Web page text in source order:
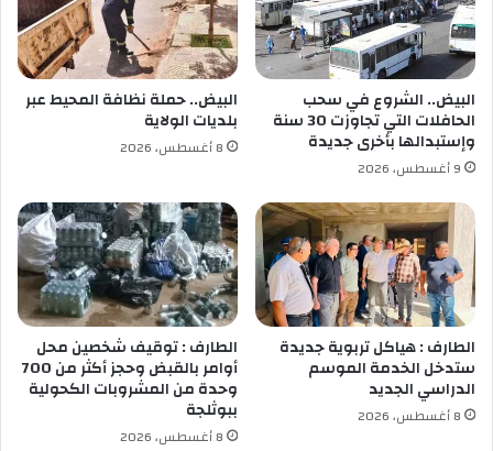
غ
ي
ق
د
ا
ل
م
ب
ا
ر
ا
ة
ا
ل
ن
ه
ا
البيض.. الشروع في سحب
الحافلات التي تجاوزت 30 سنة
وإستبدالها بأخرى جديدة
9 أغسطس، 2026
البيض.. حملة نظافة المحيط عبر
بلديات الولاية
8 أغسطس، 2026
الطارف : هياكل تربوية جديدة
ستدخل الخدمة الموسم
الدراسي الجديد
8 أغسطس، 2026
الطارف : توقيف شخصين محل
أوامر بالقبض وحجز أكثر من 700
وحدة من المشروبات الكحولية
ببوثلجة
8 أغسطس، 2026